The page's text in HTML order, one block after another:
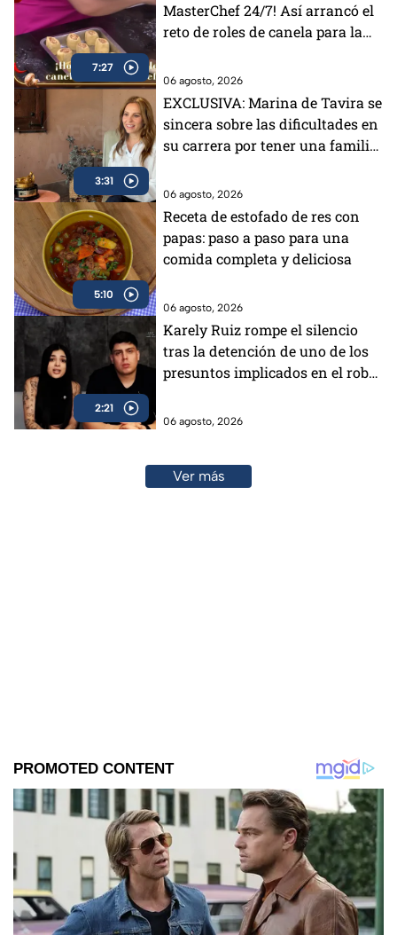
7:27
MasterChef 24/7! Así arrancó el
reto de roles de canela para la
06 agosto, 2026
3:31
EXCLUSIVA: Marina de Tavira se
sincera sobre las dificultades en
su carrera por tener una familia
06 agosto, 2026
5:10
Receta de estofado de res con
papas: paso a paso para una
comida completa y deliciosa
06 agosto, 2026
2:21
Karely Ruiz rompe el silencio
tras la detención de uno de los
presuntos implicados en el robo
06 agosto, 2026
Ver más